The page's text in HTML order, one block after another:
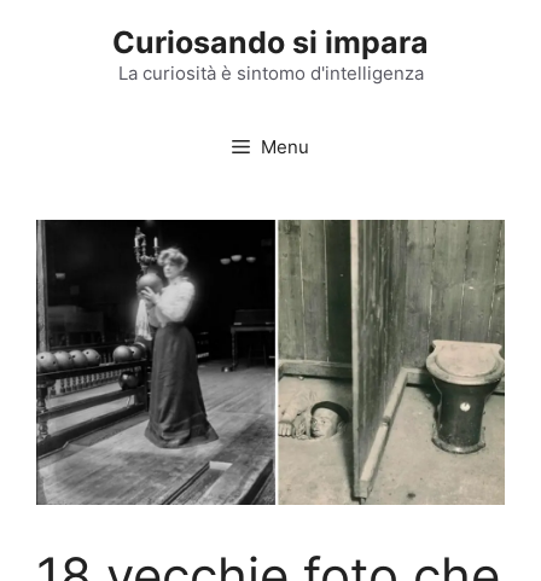
Curiosando si impara
La curiosità è sintomo d'intelligenza
Menu